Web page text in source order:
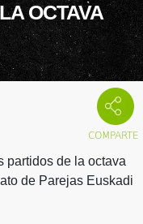
OCTAVA
partidos de la octava
de Parejas Euskadi